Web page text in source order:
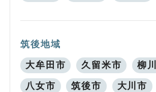
筑後地域
大牟田市 久留米市 柳
八女市 筑後市 大川市